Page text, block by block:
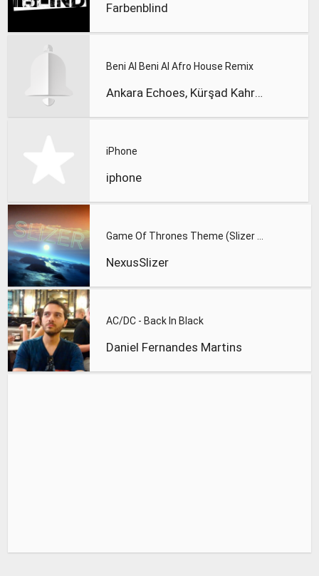
Farbenblind
Beni Al Beni Al Afro House Remix
Ankara Echoes, Kürşad Kahraman
iPhone
iphone
NexusSlizer
AC/DC - Back In Black
Daniel Fernandes Martins